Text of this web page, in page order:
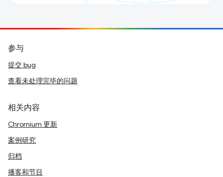
参与
提交 bug
查看未处理完毕的问题
相关内容
Chromium 更新
案例研究
归档
播客和节目